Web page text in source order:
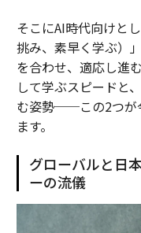
そこにAI時代向けと
挑み、素早く学ぶ）
を合わせ、適応し進
して学ぶスピードと
む姿勢──この2つが
ます。
グローバルと日
ーの流儀